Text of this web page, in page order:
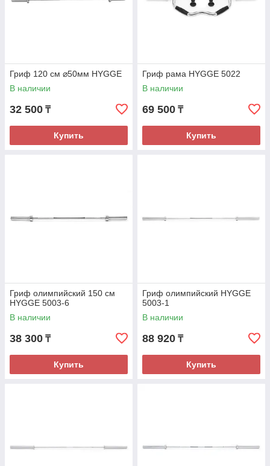
Гриф 120 см ⌀50мм HYGGE
В наличии
32 500 ₸
Купить
Гриф рама HYGGE 5022
В наличии
69 500 ₸
Купить
Гриф олимпийский 150 см
HYGGE 5003-6
В наличии
38 300 ₸
Купить
Гриф олимпийский HYGGE
5003-1
В наличии
88 920 ₸
Купить